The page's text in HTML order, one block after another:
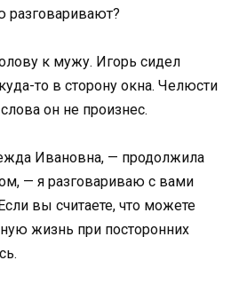
разговаривают?
к мужу. Игорь сидел
то в сторону окна. Челюсти
он не произнес.
Ивановна, — продолжила
— я разговариваю с вами
вы считаете, что можете
жизнь при посторонних